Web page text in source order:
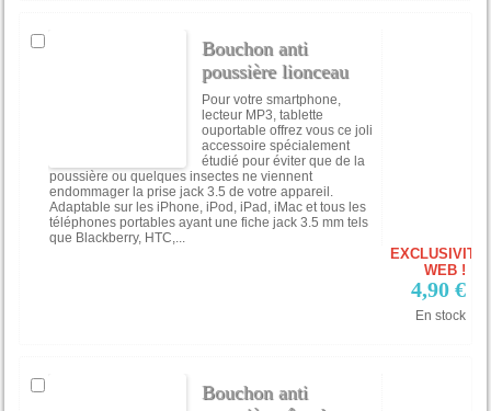
Bouchon anti
poussière lionceau
Pour votre smartphone,
lecteur MP3, tablette
ouportable offrez vous ce joli
accessoire spécialement
étudié pour éviter que de la
poussière ou quelques insectes ne viennent
endommager la prise jack 3.5 de votre appareil.
Adaptable sur les iPhone, iPod, iPad, iMac et tous les
téléphones portables ayant une fiche jack 3.5 mm tels
que Blackberry, HTC,...
EXCLUSIVITÉ
WEB !
4,90 €
En stock
Bouchon anti